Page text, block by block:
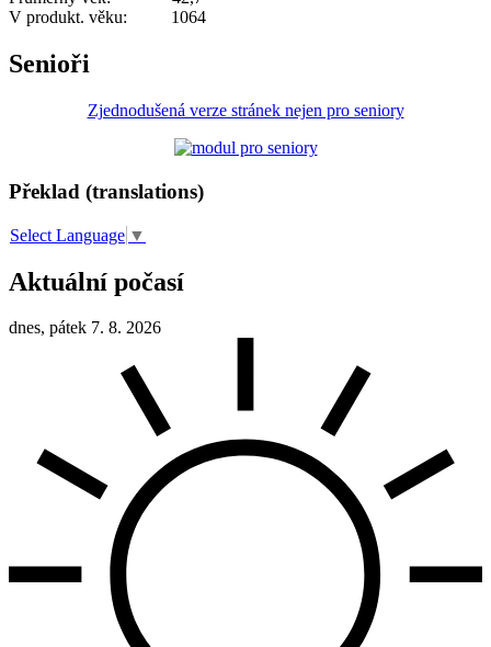
V produkt. věku: 1064
Senioři
Zjednodušená verze stránek nejen pro seniory
Překlad (translations)
Select Language ▼
Aktuální počasí
dnes, pátek 7. 8. 2026